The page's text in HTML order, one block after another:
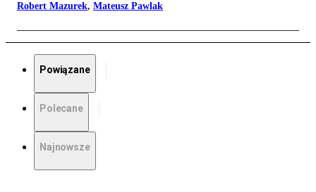
Robert Mazurek, Mateusz Pawlak
Powiązane
Polecane
Najnowsze